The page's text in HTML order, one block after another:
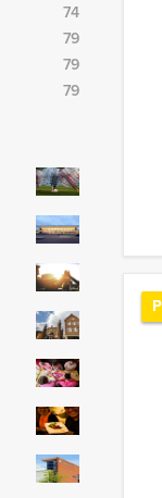
74
79
79
79